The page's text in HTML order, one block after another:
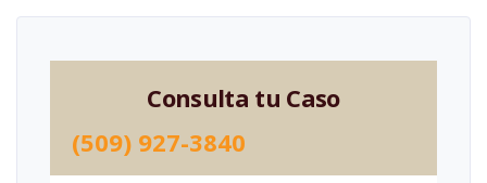
Consulta tu Caso
(509) 927-3840